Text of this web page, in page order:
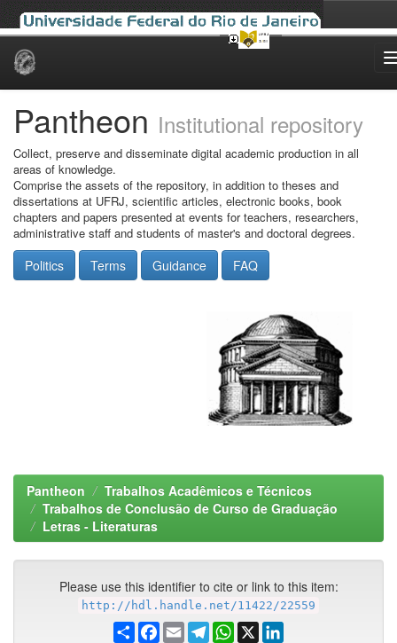
Skip
Pantheon Institutional repository
Collect, preserve and disseminate digital academic production in all
areas of knowledge.
Comprise the assets of the repository, in addition to theses and
dissertations at UFRJ, scientific articles, electronic books, book
chapters and papers presented at events for teachers, researchers,
administrative staff and students of master's and doctoral degrees.
Politics Terms Guidance FAQ
Pantheon
Trabalhos Acadêmicos e Técnicos
Trabalhos de Conclusão de Curso de Graduação
Letras - Literaturas
Please use this identifier to cite or link to this item:
http://hdl.handle.net/11422/22559
ShareFacebook
EmailTelegramWhatsApp
X